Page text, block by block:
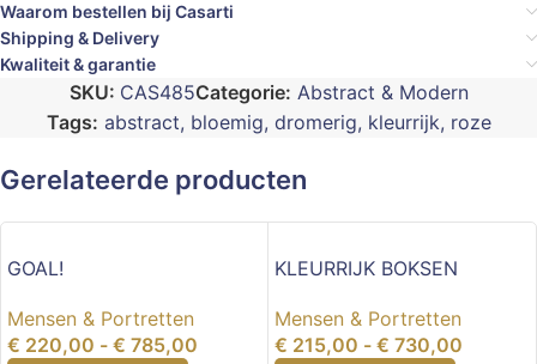
Waarom bestellen bij Casarti
Shipping & Delivery
Kwaliteit & garantie
SKU: CAS485Categorie: Abstract & Modern
Tags: abstract, bloemig, dromerig, kleurrijk, roze
Gerelateerde producten
GOAL!
Mensen & Portretten
€ 220,00 - € 785,00
KLEURRIJK BOKSEN
Mensen & Portretten
€ 215,00 - € 730,00